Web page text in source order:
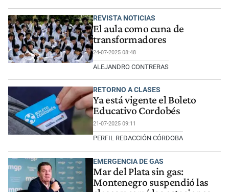
REVISTA NOTICIAS
El aula como cuna de
transformadores
24-07-2025 08:48
ALEJANDRO CONTRERAS
RETORNO A CLASES
Ya está vigente el Boleto
Educativo Cordobés
21-07-2025 09:11
PERFIL REDACCIÓN CÓRDOBA
EMERGENCIA DE GAS
Mar del Plata sin gas:
Montenegro suspendió las